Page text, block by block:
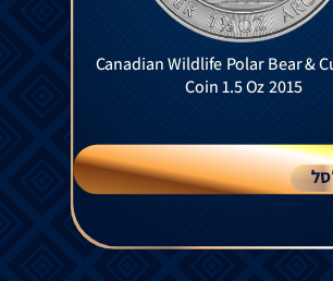
Canadian Wildlife Polar Bear &
Coin 1.5 Oz 2015